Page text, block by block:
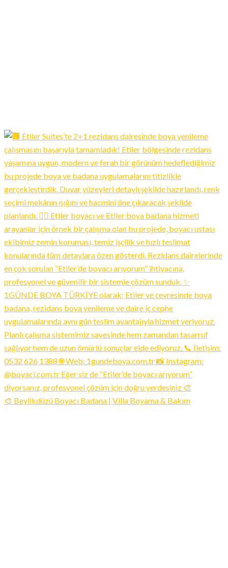
🎨 Beylikdüzü Boyacı Badana | Villa Boyama & Bakım